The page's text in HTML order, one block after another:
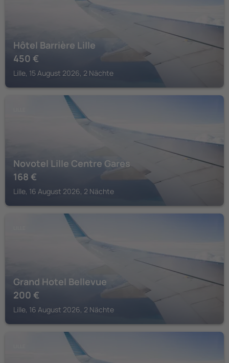
Hôtel Barrière Lille
450 €
Lille, 15 August 2026, 2 Nächte
Novotel Lille Centre Gares
168 €
Lille, 16 August 2026, 2 Nächte
Grand Hotel Bellevue
200 €
Lille, 16 August 2026, 2 Nächte